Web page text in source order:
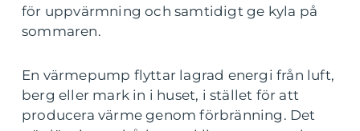
för uppvärmning och samtidigt ge kyla på
sommaren.
En värmepump flyttar lagrad energi från luft,
berg eller mark in i huset, i stället för att
producera värme genom förbränning. Det